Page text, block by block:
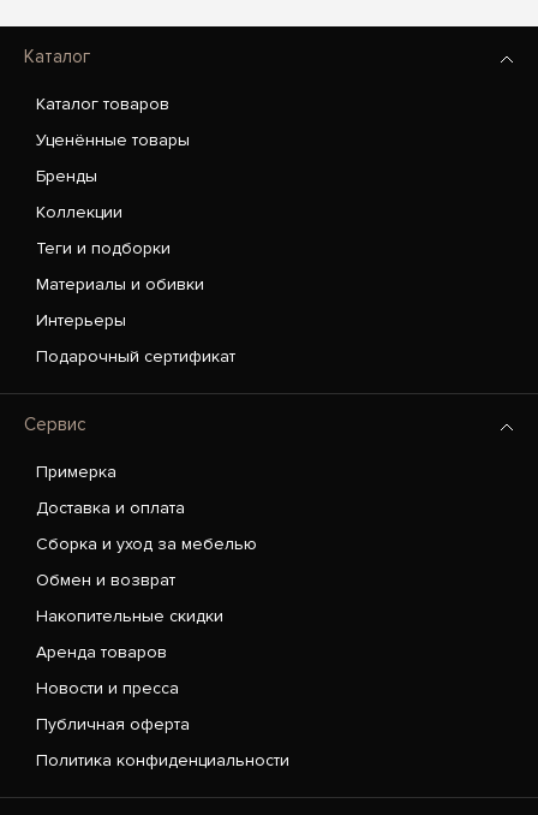
Каталог
Каталог товаров
Уценённые товары
Бренды
Коллекции
Теги и подборки
Материалы и обивки
Интерьеры
Подарочный сертификат
Сервис
Примерка
Доставка и оплата
Сборка и уход за мебелью
Обмен и возврат
Накопительные скидки
Аренда товаров
Новости и пресса
Публичная оферта
Политика конфиденциальности